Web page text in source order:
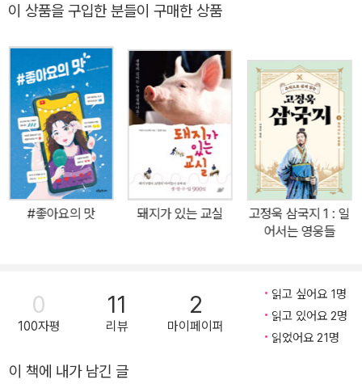
제에서 벗어나 비교적 자유롭게 이용할 수 있기 때문에 자신도 모르
는 사이에 중독이 될 위험이 더 크다. 여성가족부가 2013년 5월에 실
시한 조사에 따르면, 청소년들의 35.2%가 휴대폰에 중독된 것으로
나타났다. 2012년에 18.4%가 나왔던 것에 비해 2배 가까이 늘어났
고, 게임 중독률에 비해서도 높은 수치다. 휴대폰 중독은 게임 중독과
마찬가지로 정서 불안, 소통 장애, 대인 기피, 사고력 부재 등 심각한
문제를 초래할 수 있다. 하지만 아직까지 그 위험성을 인지하지 못해
기본적인 교육조차 이루어지지 않고 있는 실정이다. 《휴대폰 전쟁》은
‘접속’ 상태에서만 자신의 존재감을 느끼는 중학생 다리아를 통해 휴
대폰 중독의 위험성을 곱씹어 보게 하는 작품이다. 요즘 청소년들의
서 그치지 않고, 자신의 휴대폰 사용 습관을 되돌아보고 스스로 고민
해 보도록 유도하는 데 중점을 두고 이야기를 풀어나간다. 자칫 어둡
고 무거울 수 있는 주제를 간결한 문체로 다루어 쉽고 빠르게 읽힌다
구분과 단순한 플롯 구성으로 글의 흡입력이 상당히 높다. 휴대폰에
이 상품을 구입한 분들이 구매한 상품
#좋아요의 맛 돼지가 있는 교실
고정욱 삼국지 1 : 일
어서는 영웅들
0
100자평
11
리뷰
2
마이페이퍼
읽고 싶어요 1명
읽고 있어요 2명
읽었어요 21명
이 책에 내가 남긴 글